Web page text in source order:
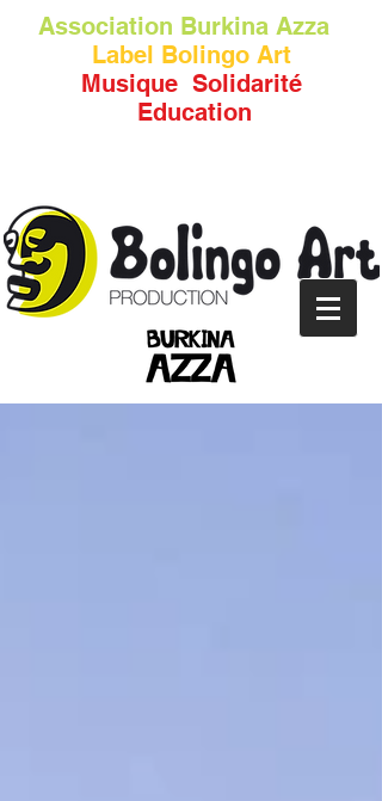
Association Burkina Azza
Label Bolingo Art
Musique Solidarité
Education